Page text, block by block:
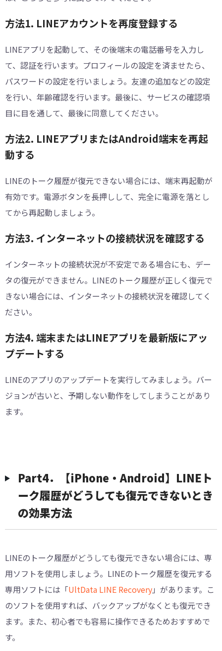
方法1. LINEアカウントを再度登録する
LINEアプリを起動して、その後端末の電話番号を入力し
て、認証を行います。プロフィールの設定を済ませたら、
パスワードの設定を行いましょう。友達の追加などの設定
を行い、年齢確認を行います。最後に、サービスの確認項
目に目を通して、最後に同意してください。
方法2. LINEアプリまたはAndroid端末を再起
動する
LINEのトーク履歴が復元できない場合には、端末再起動が
有効です。電源ボタンを長押しして、完全に電源を落とし
てから再起動しましょう。
方法3. インターネットの接続状況を確認する
インターネットの接続状況が不安定である場合にも、デー
タの復元ができません。LINEのトーク履歴が正しく復元で
きない場合には、インターネットの接続状況を確認してく
ださい。
方法4. 端末またはLINEアプリを最新版にアッ
プデートする
LINEのアプリのアップデートを実行してみましょう。バー
ジョンが古いと、予期しない動作をしてしまうことがあり
ます。
Part4．【iPhone・Android】LINEト
ーク履歴がどうしても復元できないとき
の効果方法
LINEのトーク履歴がどうしても復元できない場合には、専
用ソフトを使用しましょう。LINEのトーク履歴を復元する
専用ソフトには「UltData LINE Recovery」があります。こ
のソフトを使用すれば、バックアップがなくとも復元でき
ます。また、初心者でも容易に操作できるためおすすめで
す。